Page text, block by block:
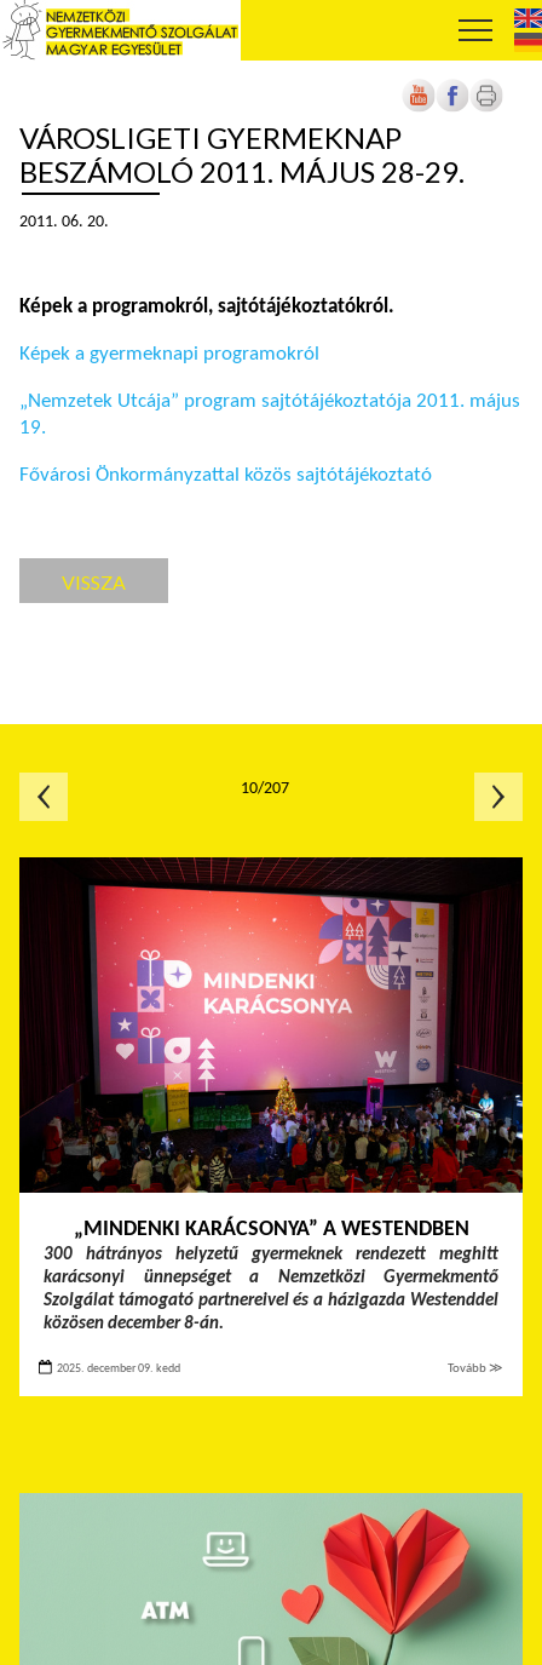
VÁROSLIGETI GYERMEKNAP
BESZÁMOLÓ 2011. MÁJUS 28-29.
2011. 06. 20.
Képek a programokról, sajtótájékoztatókról.
Képek a gyermeknapi programokról
„Nemzetek Utcája” program sajtótájékoztatója 2011. május
19.
Fővárosi Önkormányzattal közös sajtótájékoztató
VISSZA
„MINDENKI KARÁCSONYA” A WESTENDBEN
300 hátrányos helyzetű gyermeknek rendezett meghitt
karácsonyi ünnepséget a Nemzetközi Gyermekmentő
Szolgálat támogató partnereivel és a házigazda Westenddel
közösen december 8-án.
2025. december 09. kedd Tovább ≫
10/207